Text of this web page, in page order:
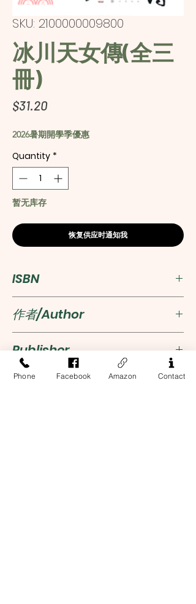
SKU: 2100000009800
冰川天女傳(全三
冊)
$31.20Price
2026暑期開學季優惠
Quantity *
暂无库存
恢复供应时通知我
ISBN
2100000009800
作者/Author
梁羽生
Publisher
天地圖書
Phone Facebook Amazon Contact